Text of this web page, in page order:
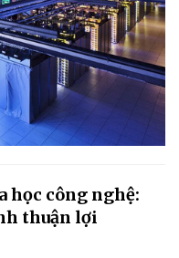
học công nghệ:
thuận lợi